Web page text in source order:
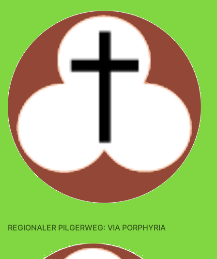
REGIONALER PILGERWEG: VIA PORPHYRIA